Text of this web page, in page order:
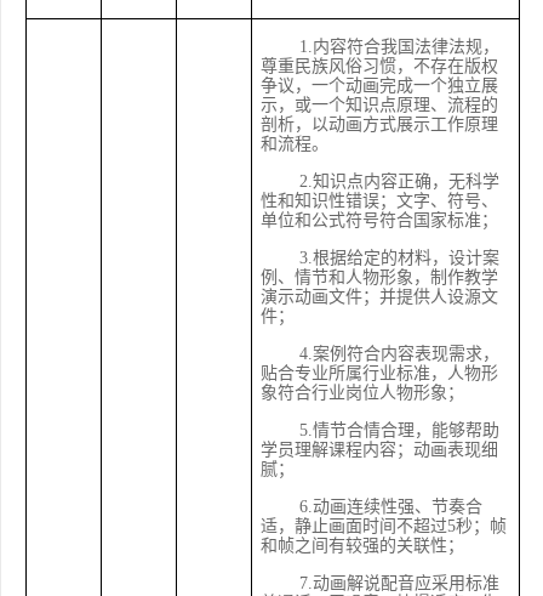
1.内容符合我国法律法规，
尊重民族风俗习惯，不存在版权
争议，一个动画完成一个独立展
示，或一个知识点原理、流程的
剖析，以动画方式展示工作原理
和流程。
2.知识点内容正确，无科学
性和知识性错误；文字、符号、
单位和公式符号符合国家标准；
3.根据给定的材料，设计案
例、情节和人物形象，制作教学
演示动画文件；并提供人设源文
件；
4.案例符合内容表现需求，
贴合专业所属行业标准，人物形
象符合行业岗位人物形象；
5.情节合情合理，能够帮助
学员理解课程内容；动画表现细
腻；
6.动画连续性强、节奏合
适，静止画面时间不超过5秒；帧
和帧之间有较强的关联性；
7.动画解说配音应采用标准